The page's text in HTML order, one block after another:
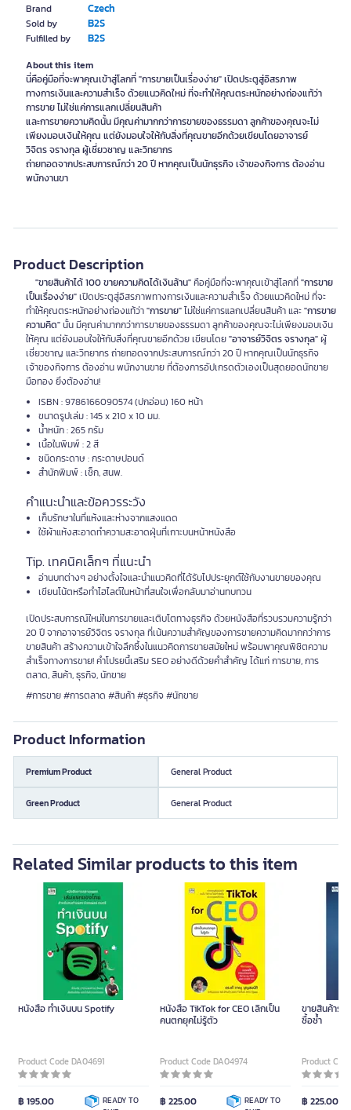
Brand Czech
Sold by B2S
Fulfilled by B2S
About this item
นี่คือคู่มือที่จะพาคุณเข้าสู่โลกที่ "การขายเป็นเรื่องง่าย" เปิดประตูสู่อิสรภาพ
ทางการเงินและความสำเร็จ ด้วยแนวคิดใหม่ ที่จะทำให้คุณตระหนักอย่างถ่องแท้ว่า
การขาย ไม่ใช่แค่การแลกเปลี่ยนสินค้า
และการขายความคิดนั้น มีคุณค่ามากกว่าการขายของธรรมดา ลูกค้าของคุณจะไม่
เพียงมอบเงินให้คุณ แต่ยังมอบใจให้กับสิ่งที่คุณขายอีกด้วยเขียนโดยอาจารย์
วิจิตร จรางกุล ผู้เชี่ยวชาญ และวิทยากร
ถ่ายทอดจากประสบการณ์กว่า 20 ปี หากคุณเป็นนักธุรกิจ เจ้าของกิจการ ต้องอ่าน
พนักงานขา
Product Description
"ขายสินค้าได้ 100 ขายความคิดได้เงินล้าน"คือคู่มือที่จะพาคุณเข้าสู่โลกที่"การขาย
เป็นเรื่องง่าย"เปิดประตูสู่อิสรภาพทางการเงินและความสำเร็จ ด้วยแนวคิดใหม่ ที่จะ
ทำให้คุณตระหนักอย่างถ่องแท้ว่า"การขาย"ไม่ใช่แค่การแลกเปลี่ยนสินค้า และ"การขาย
ความคิด"นั้น มีคุณค่ามากกว่าการขายของธรรมดา ลูกค้าของคุณจะไม่เพียงมอบเงิน
ให้คุณ แต่ยังมอบใจให้กับสิ่งที่คุณขายอีกด้วย เขียนโดย"อาจารย์วิจิตร จรางกุล"ผู้
เชี่ยวชาญ และวิทยากร ถ่ายทอดจากประสบการณ์กว่า 20 ปี หากคุณเป็นนักธุรกิจ
เจ้าของกิจการ ต้องอ่าน พนักงานขาย ที่ต้องการอัปเกรดตัวเองเป็นสุดยอดนักขาย
มือทอง ยิ่งต้องอ่าน!
ISBN : 9786166090574 (ปกอ่อน) 160 หน้า
ขนาดรูปเล่ม : 145 x 210 x 10 มม.
น้ำหนัก : 265 กรัม
เนื้อในพิมพ์ : 2 สี
ชนิดกระดาษ : กระดาษปอนด์
สำนักพิมพ์ : เช็ก, สนพ.
คำแนะนำและข้อควรระวัง
เก็บรักษาในที่แห้งและห่างจากแสงแดด
ใช้ผ้าแห้งสะอาดทำความสะอาดฝุ่นที่เกาะบนหน้าหนังสือ
Tip. เทคนิคเล็กๆ ที่แนะนำ
อ่านบทต่างๆ อย่างตั้งใจและนำแนวคิดที่ได้รับไปประยุกต์ใช้กับงานขายของคุณ
เขียนโน้ตหรือทำไฮไลต์ในหน้าที่สนใจเพื่อกลับมาอ่านทบทวน
เปิดประสบการณ์ใหม่ในการขายและเติบโตทางธุรกิจ ด้วยหนังสือที่รวบรวมความรู้กว่า
20 ปี จากอาจารย์วิจิตร จรางกุล ที่เน้นความสำคัญของการขายความคิดมากกว่าการ
ขายสินค้า สร้างความเข้าใจลึกซึ้งในแนวคิดการขายสมัยใหม่ พร้อมพาคุณพิชิตความ
สำเร็จทางการขาย! คำโปรยนี้เสริม SEO อย่างดีด้วยคำสำคัญ ได้แก่ การขาย, การ
ตลาด, สินค้า, ธุรกิจ, นักขาย
#การขาย #การตลาด #สินค้า #ธุรกิจ #นักขาย
Product Information
Premium Product General Product
Green Product General Product
Related Similar products to this item
หนังสือ ทำเงินบน Spotify
Product Code DA04691
฿ 195.00
READY TO
หนังสือ TikTok for CEO เลิกเป็น
คนตกยุคไม่รู้ตัว
Product Code DA04974
฿ 225.00
READY TO
ขายสินค้ารา
ซื้อซ้ำ
Product
฿ 225.00